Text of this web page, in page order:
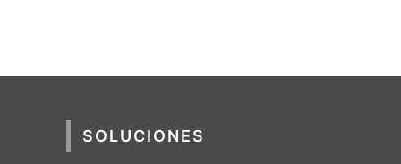
SOLUCIONES